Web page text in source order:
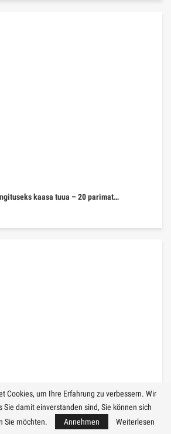
kaasa tuua – 20 parimat…
Cookies, um Ihre Erfahrung zu verbessern. Wir
Sie damit einverstanden sind, Sie können sich
Sie möchten.
Annehmen Weiterlesen